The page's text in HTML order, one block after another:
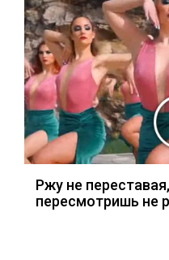
Ржу не
пересмотришь не